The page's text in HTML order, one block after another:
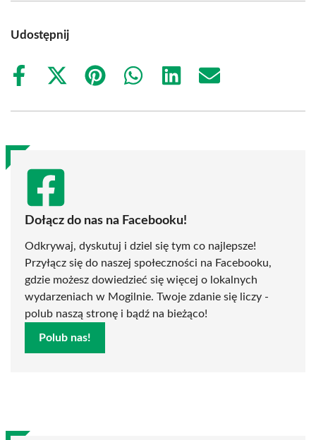
Udostępnij
Share
Share
(Twitter)
Share
Share
Share
Share
Dołącz do nas na Facebooku!
Odkrywaj, dyskutuj i dziel się tym co najlepsze!
Przyłącz się do naszej społeczności na Facebooku,
gdzie możesz dowiedzieć się więcej o lokalnych
wydarzeniach w Mogilnie. Twoje zdanie się liczy -
polub naszą stronę i bądź na bieżąco!
Polub nas!